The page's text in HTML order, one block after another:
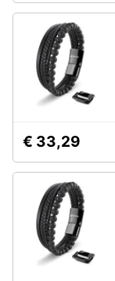
€ 33,29